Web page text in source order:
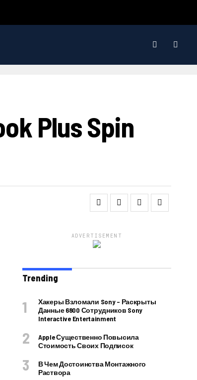
Plus Spin
ADVERTISEMENT
Trending
Хакеры Взломали Sony – Раскрыты
Данные 6800 Сотрудников Sony
Interactive Entertainment
Apple Существенно Повысила
Стоимость Своих Подписок
В Чем Достоинства Монтажного
Раствора